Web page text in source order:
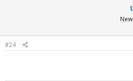
#24